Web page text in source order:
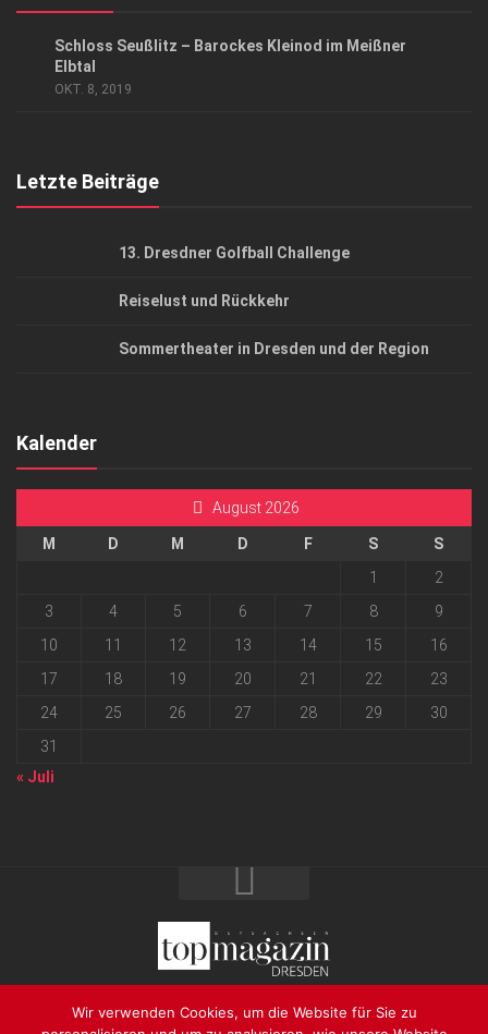
Schloss Seußlitz – Barockes Kleinod im Meißner
Elbtal
OKT. 8, 2019
Letzte Beiträge
13. Dresdner Golfball Challenge
Reiselust und Rückkehr
Sommertheater in Dresden und der Region
Kalender
August 2026
M D M D F S
S
1
2
3
4 5 6 7 8
9
10
11 12 13 14 15
16
17
18 19 20 21 22
23
24
25 26 27 28 29
30
31
« Juli
2026 progressmedia Verlag & Werbeagentur GmbH • Bautzner
Wir verwenden Cookies, um die Website für Sie zu